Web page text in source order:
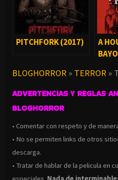
PITCHFORK (2017)
A
BLOGHORROR » TERROR »
ADVERTENCIAS Y REGLAS
BLOGHORROR
• Comentar con respeto y de
• No se permiten links de otros
descarga.
• Tratar de hablar de la pelicula en